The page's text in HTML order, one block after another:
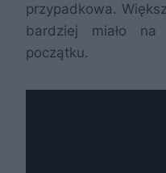
przypadkowa.
bardziej miało
początku.